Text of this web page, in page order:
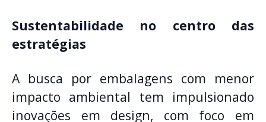
Sustentabilidade no centro das
estratégias
A busca por embalagens com menor
impacto ambiental tem impulsionado
inovações em design, com foco em